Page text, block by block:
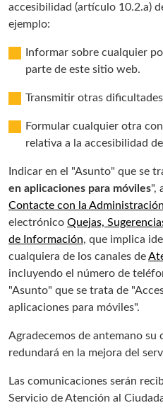
accesibilidad (artículo 10.2.a)
ejemplo:
Informar sobre cualquier
parte de este sitio web.
Transmitir otras
Formular cualquier otra
relativa a la accesibilidad
Indicar en el "Asunto" que se
en aplicaciones para móviles",
Contacte con la Administración
electrónico Quejas,
de Información, que implica
cualquiera de los canales de
incluyendo el número de
"Asunto" que se trata de
aplicaciones para móviles".
Agradecemos de antemano su
redundará en la mejora del
Las comunicaciones serán
Servicio de Atención al